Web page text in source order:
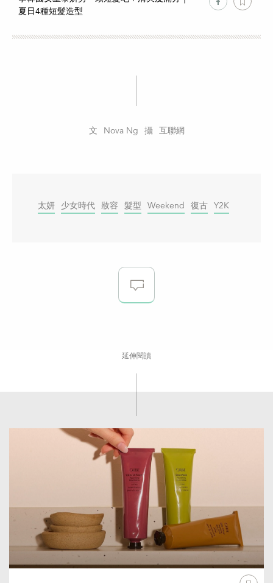
夏日4種短髮造型
Nova Ng 互聯網
太妍 少女時代 妝容 髮型 Weekend 復古 Y2K
延伸閱讀